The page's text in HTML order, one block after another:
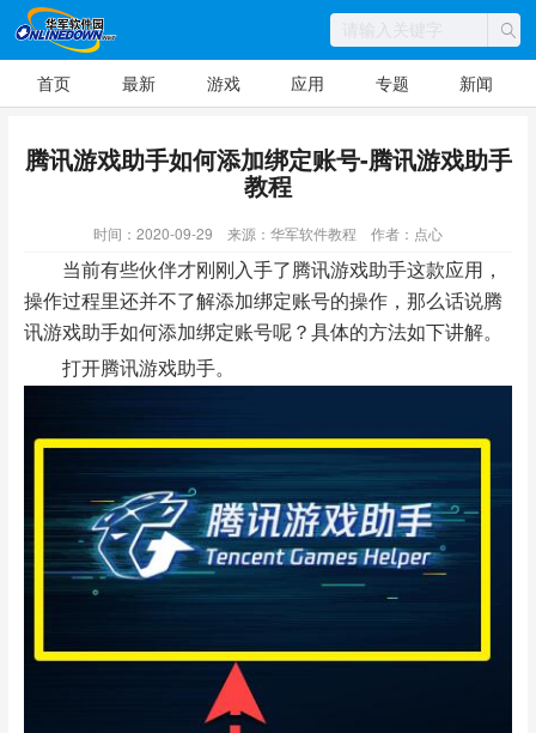
首页 最新 游戏 应用 专题 新闻
腾讯游戏助手如何添加绑定账号-腾讯游戏助手
教程
时间：2020-09-29 来源：华军软件教程 作者：点心
当前有些伙伴才刚刚入手了腾讯游戏助手这款应用，
操作过程里还并不了解添加绑定账号的操作，那么话说腾
讯游戏助手如何添加绑定账号呢？具体的方法如下讲解。
打开腾讯游戏助手。